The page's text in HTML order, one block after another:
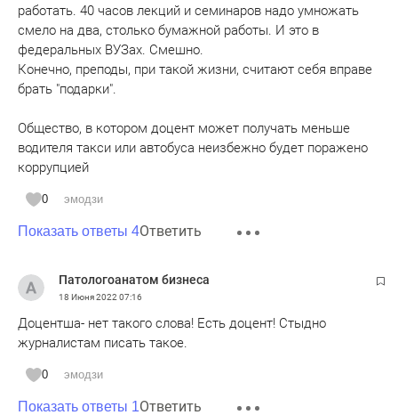
работать. 40 часов лекций и семинаров надо умножать
смело на два, столько бумажной работы. И это в
федеральных ВУЗах. Смешно.
Конечно, преподы, при такой жизни, считают себя вправе
брать "подарки".
Общество, в котором доцент может получать меньше
водителя такси или автобуса неизбежно будет поражено
коррупцией
0 эмодзи
Показать ответы 4Ответить
Патологоанатом бизнеса
18 Июня 2022 07:16
Доцентша- нет такого слова! Есть доцент! Стыдно
журналистам писать такое.
0 эмодзи
Показать ответы 1Ответить